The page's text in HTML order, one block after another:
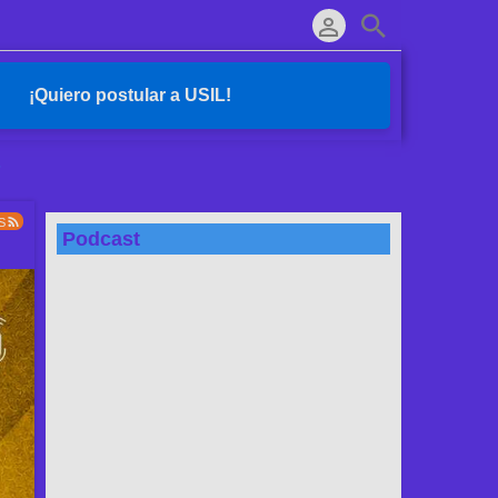
¡Quiero postular a USIL!
Podcast